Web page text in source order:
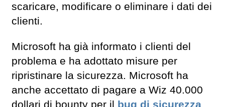
scaricare, modificare o eliminare i dati dei
clienti.
Microsoft ha già informato i clienti del
problema e ha adottato misure per
ripristinare la sicurezza. Microsoft ha
anche accettato di pagare a Wiz 40.000
dollari di bounty per il bug di sicurezza